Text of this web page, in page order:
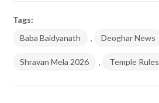
Tags:
Baba Baidyanath
, Deoghar News
Shravan Mela 2026 , Temple Rules